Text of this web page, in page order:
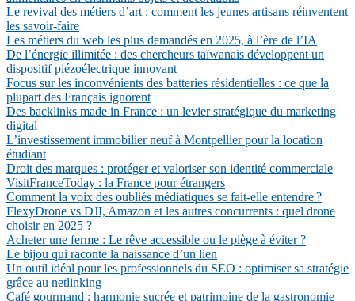
Le revival des métiers d’art : comment les jeunes artisans réinventent
les savoir-faire
Les métiers du web les plus demandés en 2025, à l’ère de l’IA
De l’énergie illimitée : des chercheurs taïwanais développent un
dispositif piézoélectrique innovant
Focus sur les inconvénients des batteries résidentielles : ce que la
plupart des Français ignorent
Des backlinks made in France : un levier stratégique du marketing
digital
L’investissement immobilier neuf à Montpellier pour la location
étudiant
Droit des marques : protéger et valoriser son identité commerciale
VisitFranceToday : la France pour étrangers
Comment la voix des oubliés médiatiques se fait-elle entendre ?
FlexyDrone vs DJI, Amazon et les autres concurrents : quel drone
choisir en 2025 ?
Acheter une ferme : Le rêve accessible ou le piège à éviter ?
Le bijou qui raconte la naissance d’un lien
Un outil idéal pour les professionnels du SEO : optimiser sa stratégie
grâce au netlinking
Café gourmand : harmonie sucrée et patrimoine de la gastronomie